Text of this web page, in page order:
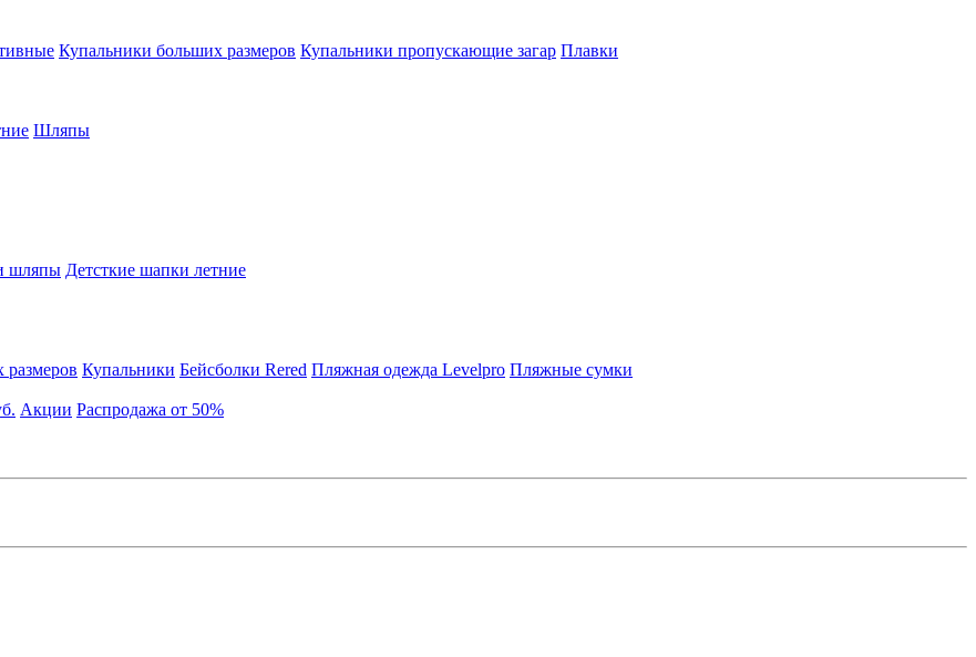
Купальники больших размеров Купальники пропускающие загар Плавки
Шляпы
шляпы Детсткие шапки летние
Купальники Бейсболки Rered Пляжная одежда Levelpro Пляжные сумки
Акции Распродажа от 50%